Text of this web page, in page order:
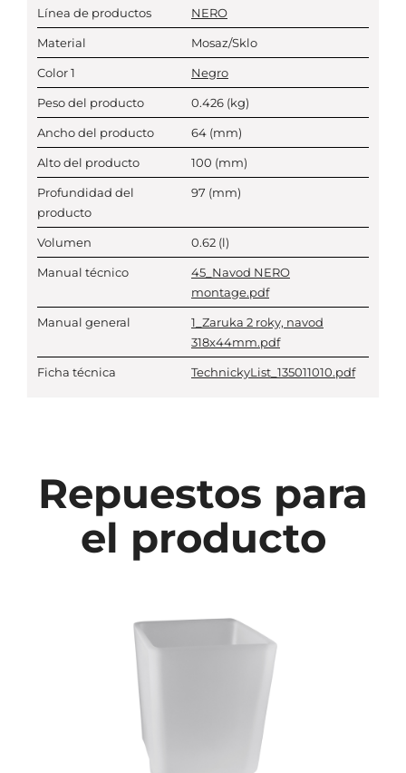
Línea de productos NERO
Material Mosaz/Sklo
Color 1 Negro
Peso del producto 0.426 (kg)
Ancho del producto 64 (mm)
Alto del producto 100 (mm)
Profundidad del
producto
97 (mm)
Volumen 0.62 (l)
Manual técnico
45_Navod NERO
montage.pdf
Manual general
1_Zaruka 2 roky, navod
318x44mm.pdf
Ficha técnica TechnickyList_135011010.pdf
Repuestos para
el producto